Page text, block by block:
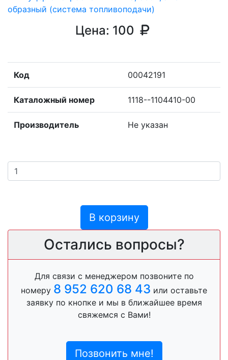
Цена: 100
Код 00042191
Каталожный номер 1118--1104410-00
Производитель Не указан
В корзину
Остались вопросы?
Для связи с менеджером позвоните по
номеру 8 952 620 68 43 или оставьте
заявку по кнопке и мы в ближайшее время
свяжемся с Вами!
Позвонить мне!